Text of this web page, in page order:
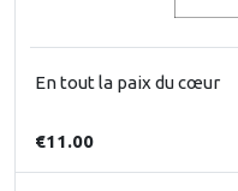
En tout la paix du cœur
€11.00